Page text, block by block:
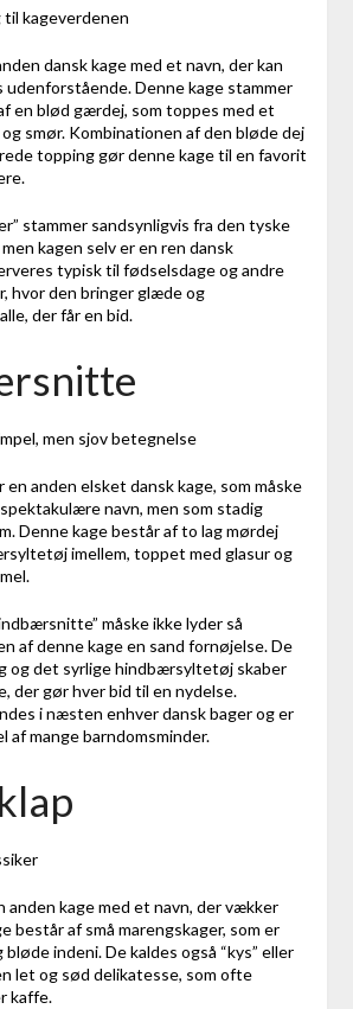
kageverdenen
dansk kage med et navn, der kan
Denne kage stammer
en blød gærdej, som toppes med et
smør. Kombinationen af den bløde dej
topping gør denne kage til en favorit
stammer sandsynligvis fra den tyske
kagen selv er en ren dansk
typisk til fødselsdage og andre
hvor den bringer glæde og
der får en bid.
men sjov betegnelse
anden elsket dansk kage, som måske
navn, men som stadig
Denne kage består af to lag mørdej
imellem, toppet med glasur og
måske ikke lyder så
af denne kage en sand fornøjelse. De
og det syrlige hindbærsyltetøj skaber
der gør hver bid til en nydelse.
i næsten enhver dansk bager og er
af mange barndomsminder.
anden kage med et navn, der vækker
består af små marengskager, som er
indeni. De kaldes også “kys” eller
let og sød delikatesse, som ofte
kaffe.